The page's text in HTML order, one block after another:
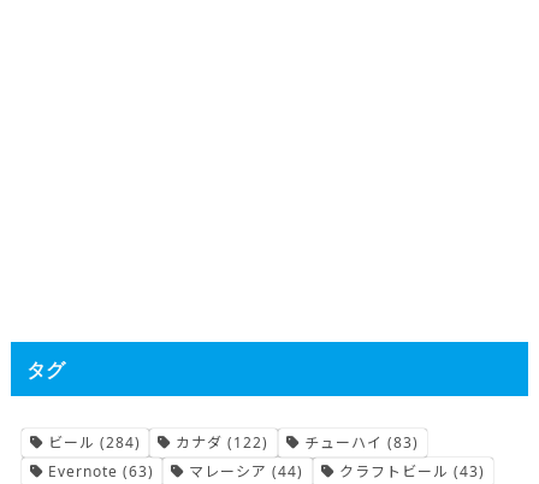
タグ
ビール (284) カナダ (122) チューハイ (83)
Evernote (63) マレーシア (44) クラフトビール (43)